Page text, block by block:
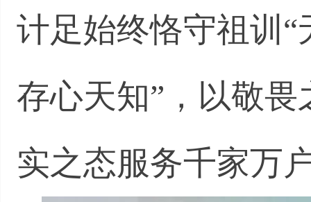
计足始终恪守祖训
存心天知”，以敬
实之态服务千家万